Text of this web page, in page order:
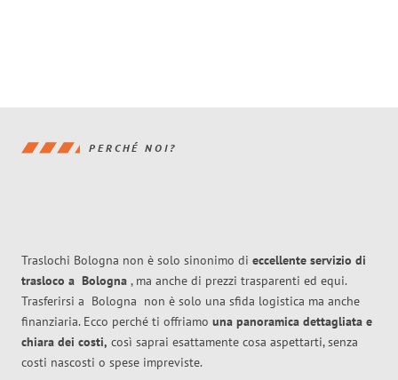
PERCHÉ NOI?
Traslochi Bologna non è solo sinonimo di eccellente servizio di
trasloco a Bologna , ma anche di prezzi trasparenti ed equi.
Trasferirsi a Bologna non è solo una sfida logistica ma anche
finanziaria. Ecco perché ti offriamo una panoramica dettagliata e
chiara dei costi, così saprai esattamente cosa aspettarti, senza
costi nascosti o spese impreviste.